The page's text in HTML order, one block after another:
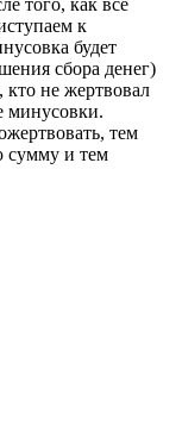
к
будет
сбора денег)
кто не жертвовал
минусовки.
тем
сумму и тем